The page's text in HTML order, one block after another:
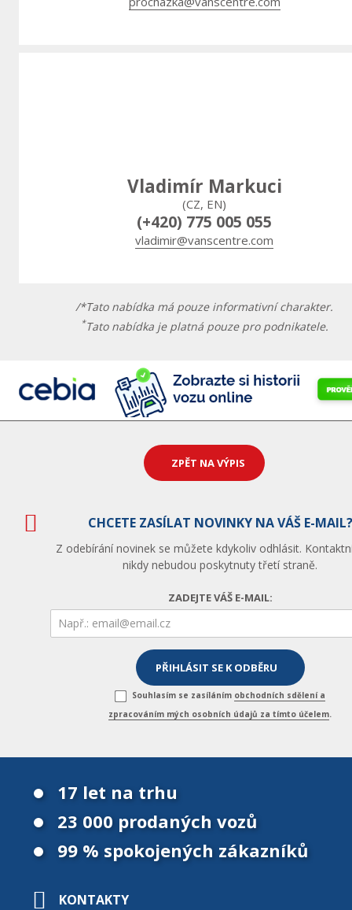
Vladimír Markuci
(CZ, EN)
(+420) 775 005 055
vladimir@vanscentre.com
/*Tato nabídka má pouze informativní charakter.
*Tato nabídka je platná pouze pro podnikatele.
ZPĚT NA VÝPIS
CHCETE ZASÍLAT NOVINKY NA VÁŠ E-MAIL?
Z odebírání novinek se můžete kdykoliv odhlásit.
nikdy nebudou poskytnuty třetí straně.
ZADEJTE VÁŠ E-MAIL:
Souhlasím se zasíláním obchodních sdělení a
zpracováním mých osobních údajů za tímto účelem.
17 let na trhu
23 000 prodaných vozů
99 % spokojených zákazníků
KONTAKTY